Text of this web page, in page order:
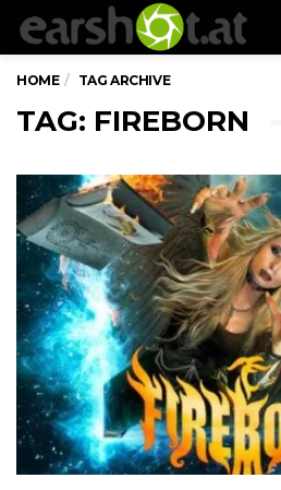
HOME TAG ARCHIVE
TAG: FIREBORN